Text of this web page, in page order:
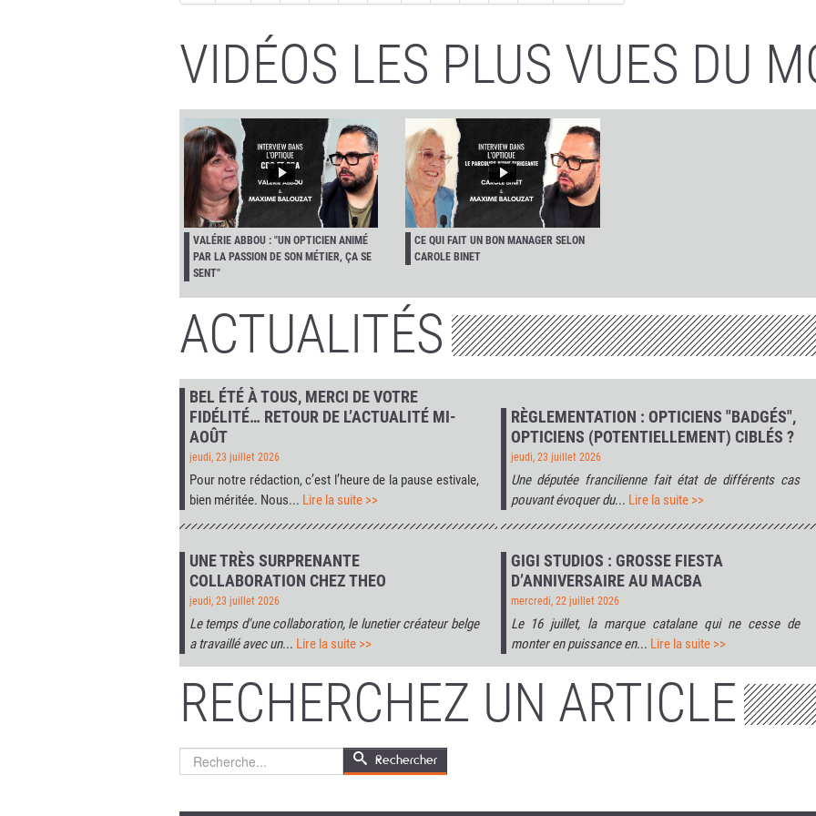
VIDÉOS LES PLUS VUES DU
VALÉRIE ABBOU : "UN OPTICIEN ANIMÉ
PAR LA PASSION DE SON MÉTIER, ÇA SE
SENT"
CE QUI FAIT UN BON MANAGER SELON
CAROLE BINET
ACTUALITÉS
BEL ÉTÉ À TOUS, MERCI DE VOTRE
FIDÉLITÉ… RETOUR DE L’ACTUALITÉ MI-
AOÛT
jeudi, 23 juillet 2026
Pour notre rédaction, c’est l’heure de la pause estivale,
bien méritée. Nous... Lire la suite >>
RÈGLEMENTATION : OPTICIENS "BADGÉS",
OPTICIENS (POTENTIELLEMENT) CIBLÉS ?
jeudi, 23 juillet 2026
Une députée francilienne fait état de différents cas
pouvant évoquer du... Lire la suite >>
UNE TRÈS SURPRENANTE
COLLABORATION CHEZ THEO
jeudi, 23 juillet 2026
Le temps d'une collaboration, le lunetier créateur belge
a travaillé avec un... Lire la suite >>
GIGI STUDIOS : GROSSE FIESTA
D’ANNIVERSAIRE AU MACBA
mercredi, 22 juillet 2026
Le 16 juillet, la marque catalane qui ne cesse de
monter en puissance en... Lire la suite >>
RECHERCHEZ UN ARTICLE
Rechercher Rechercher